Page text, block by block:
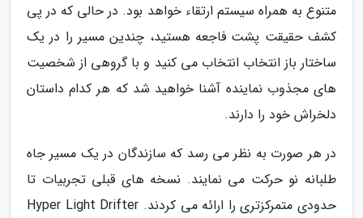
متنوع به همراه سیستم ارتقاء خواهد بود. در حالی که در پی
کشف حقیقت پشت فاجعه هستید، چندین مسیر را در یک
ساختار باز انتخاب انتخاب می کنید و با گروهی از شخصیت
های مجذوب نماینده آشنا خواهید شد که هر کدام داستان
دلخراش خود را دارند.
در هر صورت به نظر می رسد که سازندگان در یک مسیر جاه
طلبانه نو حرکت می نمایند. نسخه های قبلی تجربیات تا
حدودی متمرکزتری را ارائه می کردند. Hyper Light Drifter